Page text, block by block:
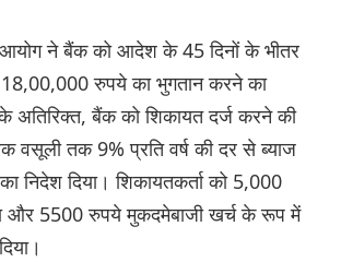
ने बैंक को आदेश के 45 दिनों के भीतर
18,00,000 रुपये का भुगतान करने का
अतिरिक्त, बैंक को शिकायत दर्ज करने की
वसूली तक 9% प्रति वर्ष की दर से ब्याज
निदेश दिया। शिकायतकर्ता को 5,000
5500 रुपये मुकदमेबाजी खर्च के रूप में